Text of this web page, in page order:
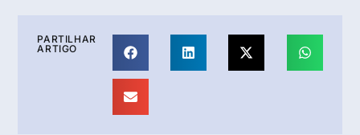
PARTILHAR
ARTIGO